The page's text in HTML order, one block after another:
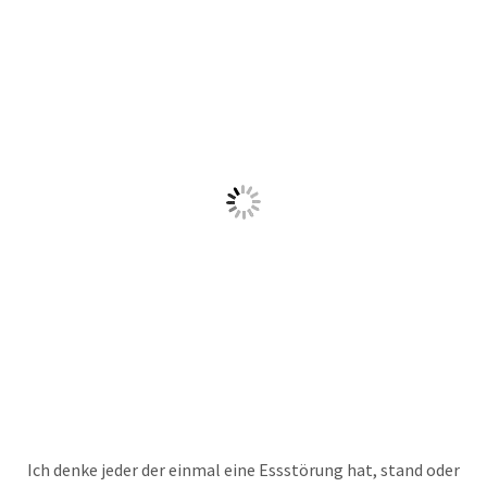
Ich denke jeder der einmal eine Essstörung hat, stand oder